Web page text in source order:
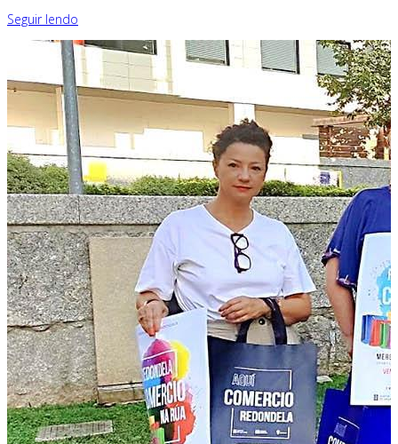
Seguir lendo